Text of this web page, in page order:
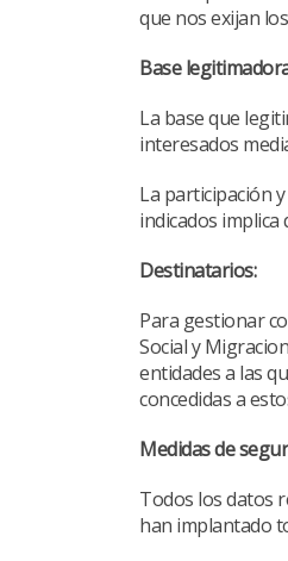
que nos exijan
Base
La base que
interesados
La participación
indicados
Destinatarios:
Para gestionar
Social y
entidades a las
concedidas a
Medidas de
Todos los datos
han implantado